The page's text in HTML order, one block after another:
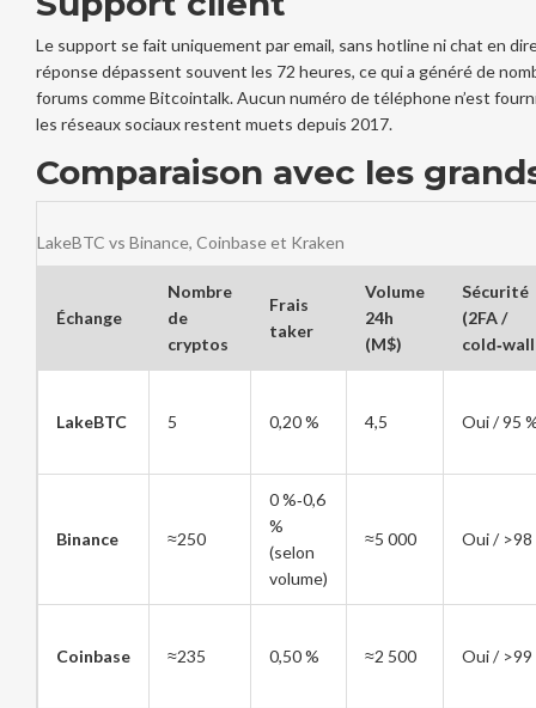
Le support se fait uniquement par email, sans hotline ni chat en
réponse dépassent souvent les 72 heures, ce qui a généré de
forums comme Bitcointalk. Aucun numéro de téléphone n’est
les réseaux sociaux restent muets depuis 2017.
Comparaison avec les
LakeBTC vs Binance, Coinbase et Kraken
Échange
Nombre
de
cryptos
Frais
taker
Volume
24h
(M$)
Sécurité
(2FA /
LakeBTC 5 0,20 % 4,5 Oui / 95
Binance ≈250
0 %‑0,6
%
(selon
volume)
≈5 000 Oui / >98
Coinbase ≈235 0,50 % ≈2 500 Oui / >99